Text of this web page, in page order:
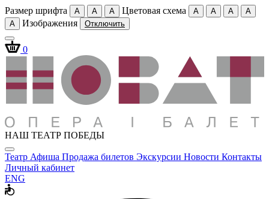
Размер шрифта A A A Цветовая схема A A A
A
A
Изображения Отключить
0
НАШ ТЕАТР ПОБЕДЫ
Театр Афиша Продажа билетов Экскурсии Новости Контакты
Личный кабинет
ENG